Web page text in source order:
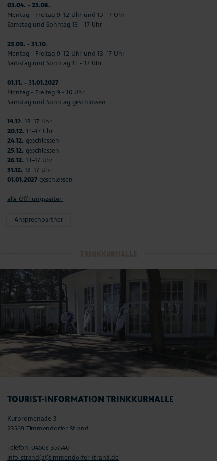
03.04. - 23.08.
Montag - Freitag 9–12 Uhr und 13–17 Uhr
Samstag und Sonntag 13 - 17 Uhr
23.09. - 31.10.
Montag - Freitag 9–12 Uhr und 13–17 Uhr
Samstag und Sonntag 13 - 17 Uhr
01.11. - 31.01.2027
Montag - Freitag 9 - 16 Uhr
Samstag und Sonntag geschlossen
19.12. 13–17 Uhr
20.12. 13–17 Uhr
24.12. geschlossen
25.12. geschlossen
26.12. 13–17 Uhr
31.12. 13–17 Uhr
01.01.2027 geschlossen
alle Öffnungszeiten
Ansprechpartner
TOURIST-INFORMATION TRINKKURHALLE
Kurpromenade 3
23669 Timmendorfer Strand
Telefon: 04503 357740
info-strand(at)timmendorfer-strand.de